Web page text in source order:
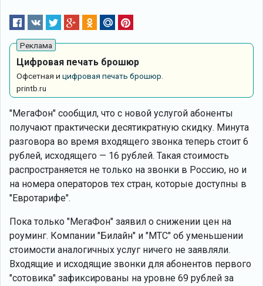
Цифровая печать брошюр
Офсетная и цифровая печать брошюр.
printb.ru
"МегаФон" сообщил, что с новой услугой абоненты
получают практически десятикратную скидку. Минута
разговора во время входящего звонка теперь стоит 6
рублей, исходящего — 16 рублей. Такая стоимость
распространяется не только на звонки в Россию, но и
на номера операторов тех стран, которые доступны в
"Евротарифе".
Пока только "МегаФон" заявил о снижении цен на
роуминг. Компании "Билайн" и "МТС" об уменьшении
стоимости аналогичных услуг ничего не заявляли.
Входящие и исходящие звонки для абонентов первого
"сотовика" зафиксированы на уровне 69 рублей за